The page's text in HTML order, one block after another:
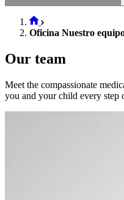
Oficina Nuestro
Our team
Meet the compassionate
you and your child every step